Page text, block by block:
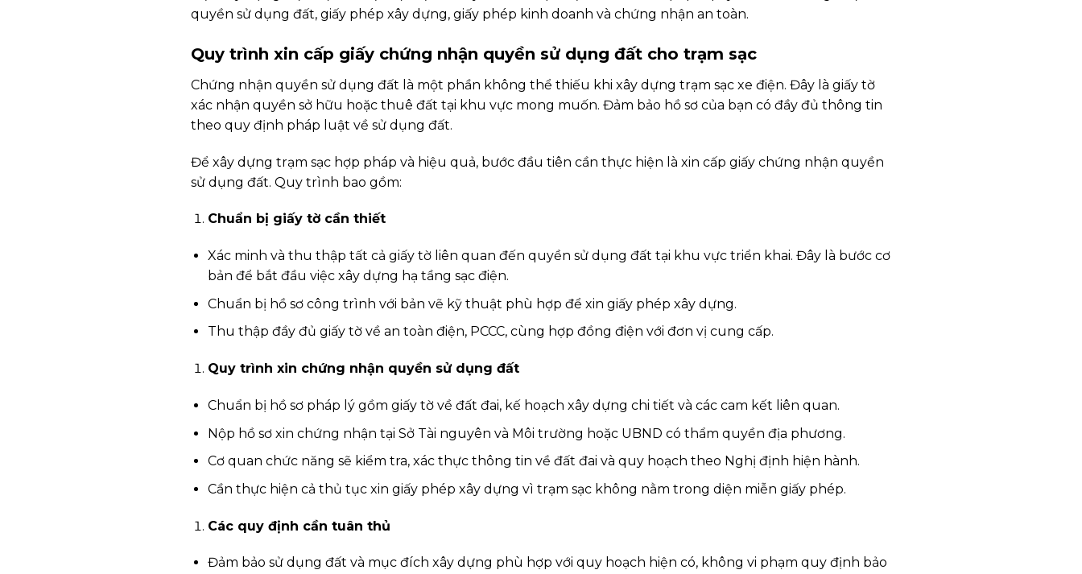
quyền sử dụng đất, giấy phép xây dựng, giấy phép kinh doanh và chứng nhận an toàn.
Quy trình xin cấp giấy chứng nhận quyền sử dụng đất cho trạm sạc
Chứng nhận quyền sử dụng đất là một phần không thể thiếu khi xây dựng trạm sạc xe điện. Đây là giấy tờ
xác nhận quyền sở hữu hoặc thuê đất tại khu vực mong muốn. Đảm bảo hồ sơ của bạn có đầy đủ thông tin
theo quy định pháp luật về sử dụng đất.
Để xây dựng trạm sạc hợp pháp và hiệu quả, bước đầu tiên cần thực hiện là xin cấp giấy chứng nhận quyền
sử dụng đất. Quy trình bao gồm:
Chuẩn bị giấy tờ cần thiết
Xác minh và thu thập tất cả giấy tờ liên quan đến quyền sử dụng đất tại khu vực triển khai. Đây là bước cơ
bản để bắt đầu việc xây dựng hạ tầng sạc điện.
Chuẩn bị hồ sơ công trình với bản vẽ kỹ thuật phù hợp để xin giấy phép xây dựng.
Thu thập đầy đủ giấy tờ về an toàn điện, PCCC, cùng hợp đồng điện với đơn vị cung cấp.
Quy trình xin chứng nhận quyền sử dụng đất
Chuẩn bị hồ sơ pháp lý gồm giấy tờ về đất đai, kế hoạch xây dựng chi tiết và các cam kết liên quan.
Nộp hồ sơ xin chứng nhận tại Sở Tài nguyên và Môi trường hoặc UBND có thẩm quyền địa phương.
Cơ quan chức năng sẽ kiểm tra, xác thực thông tin về đất đai và quy hoạch theo Nghị định hiện hành.
Cần thực hiện cả thủ tục xin giấy phép xây dựng vì trạm sạc không nằm trong diện miễn giấy phép.
Các quy định cần tuân thủ
Đảm bảo sử dụng đất và mục đích xây dựng phù hợp với quy hoạch hiện có, không vi phạm quy định bảo